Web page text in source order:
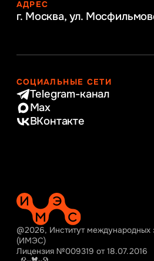
АДРЕС
г. Москва, ул.
СОЦИАЛЬНЫЕ СЕТИ
Telegram-канал
Max
ВКонтакте
@2026, Институт международных
(ИМЭС)
Лицензия №009319 от 18.07.2016